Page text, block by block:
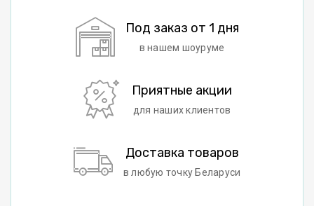
Под заказ от 1 дня
в нашем шоуруме
Приятные акции
для наших клиентов
Доставка товаров
в любую точку Беларуси